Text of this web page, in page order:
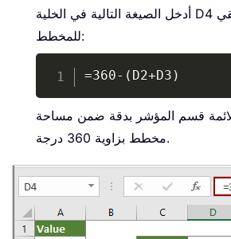
أدخل الصيغة التالية في الخلية D4 لحساب القوس المتبقي
للمخطط:
=360-(D2+D3)
قسم المؤشر بدقة ضمن مساحة
مخطط بزاوية 360 درجة.